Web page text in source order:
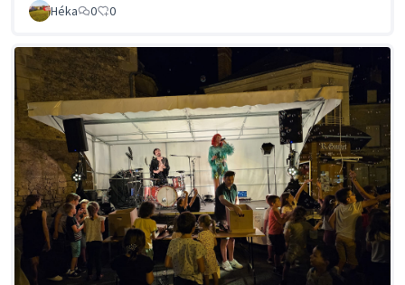
Héka
0 0